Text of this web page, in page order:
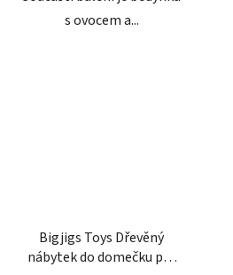
s ovocem a...
Bigjigs Toys Dřevěný
nábytek do domečku pro